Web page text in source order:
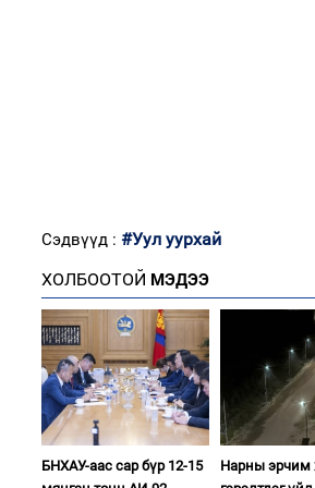
Сэдвүүд : #Уул уурхай
ХОЛБООТОЙ МЭДЭЭ
БНХАУ-аас сар бүр 12-15
Нарны эрчим